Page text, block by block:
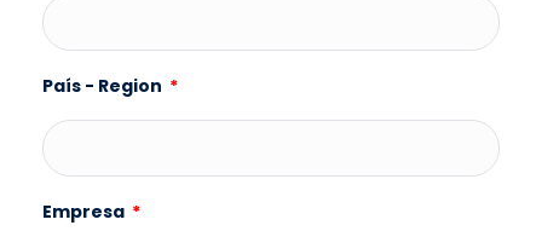
País - Region
Empresa